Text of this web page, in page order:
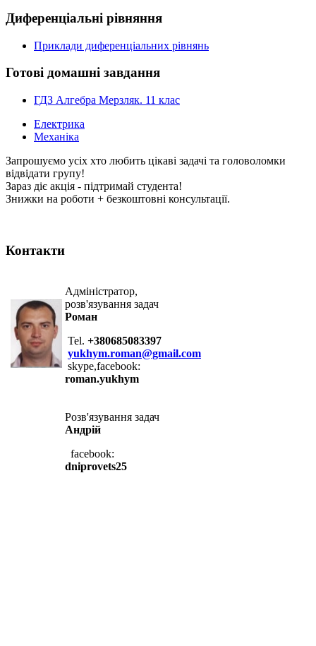
Диференціальні рівняння
Приклади диференціальних рівнянь
Готові домашні завдання
ГДЗ Алгебра Мерзляк. 11 клас
Електрика
Механіка
Запрошуємо усіх хто любить цікаві задачі та головоломки
відвідати групу!
Зараз діє акція - підтримай студента!
Знижки на роботи + безкоштовні консультації.
Контакти
Адміністратор,
розв'язування задач
Роман
Tel. +380685083397
yukhym.roman@gmail.com
skype,facebook:
roman.yukhym
Розв'язування задач
Андрій
facebook:
dniprovets25